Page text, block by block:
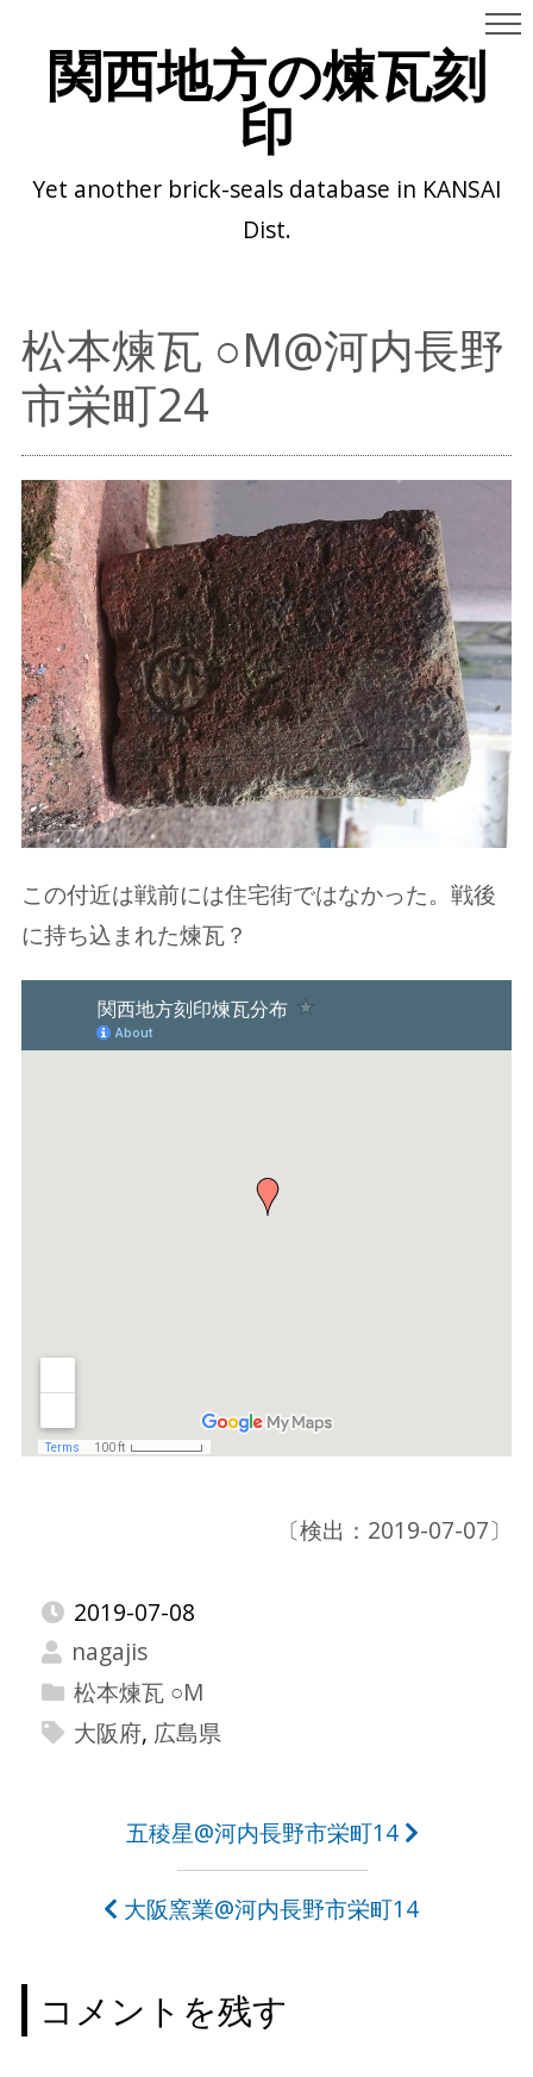
関西地方の煉瓦刻
印
Yet another brick-seals database in KANSAI
Dist.
松本煉瓦 ○M@河内長野
市栄町24
この付近は戦前には住宅街ではなかった。戦後
に持ち込まれた煉瓦？
〔検出：2019-07-07〕
2019-07-08
nagajis
松本煉瓦 ○M
大阪府, 広島県
ビ
ゲ
五稜星@河内長野市栄町14
大阪窯業@河内長野市栄町14
コメントを残す